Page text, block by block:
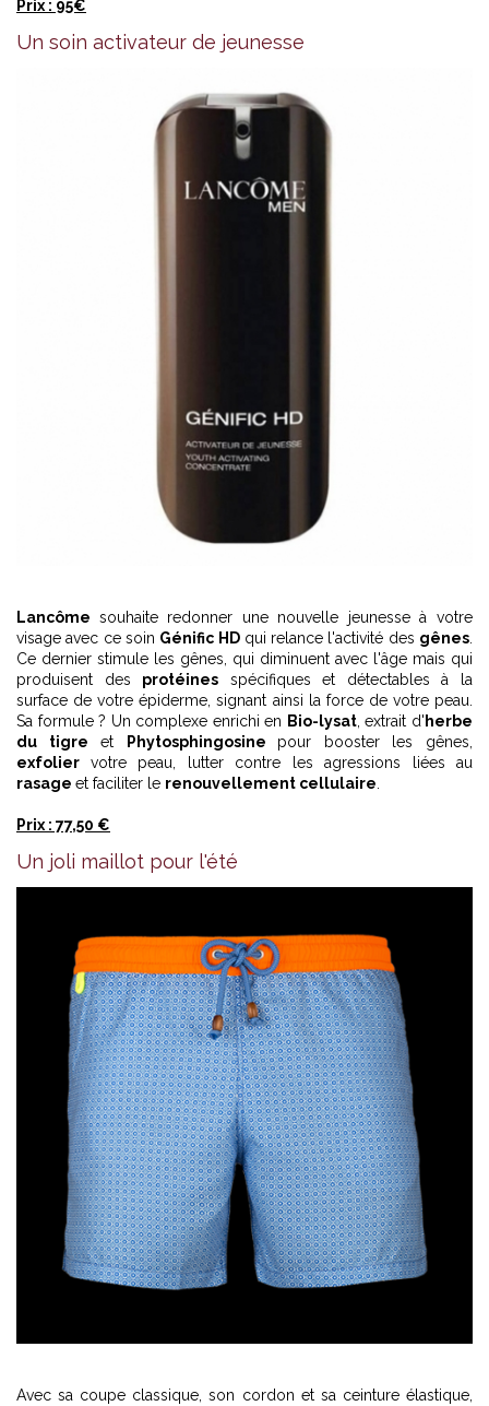
Prix : 95€
Un soin activateur de jeunesse
Lancôme souhaite redonner une nouvelle jeunesse à votre
visage avec ce soin Génific HDqui relance l'activité des gênes
Ce dernier stimule les gênes, qui diminuent avec l'âge mais qui
produisent des protéines spécifiques et détectables à la
surface de votre épiderme, signant ainsi la force de votre peau.
Sa formule ? Un complexe enrichi en Bio-lysat, extrait d' herbe
du tigre et Phytosphingosine pour booster les gênes,
exfolier votre peau, lutter contre les agressions liées au
rasage et faciliter le renouvellement cellulaire
Prix : 77,50 €
Un joli maillot pour l'été
Avec sa coupe classique, son cordon et sa ceinture élastique,